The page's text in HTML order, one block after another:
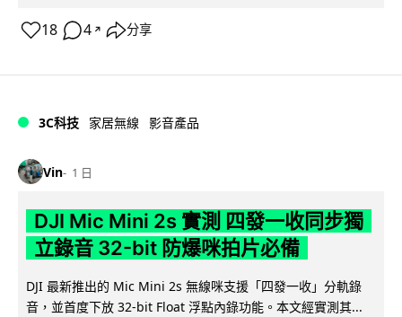
18 4 ↗ 分享
3C科技 家居無線 影音產品
Vin 1 日
DJI Mic Mini 2s 實測 四發一收同步獨
立錄音 32-bit 防爆咪拍片必備
DJI 最新推出的 Mic Mini 2s 無線咪支援「四發一收」分軌錄
音，並首度下放 32-bit Float 浮點內錄功能。本文經實測其...